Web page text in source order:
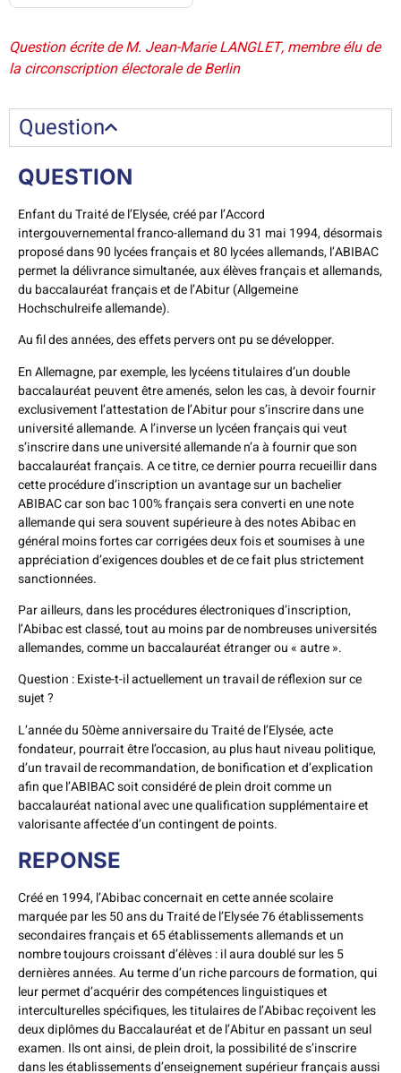
Question écrite de M. Jean-Marie LANGLET, membre élu de
la circonscription électorale de Berlin
Question
QUESTION
Enfant du Traité de l’Elysée, créé par l’Accord
intergouvernemental franco-allemand du 31 mai 1994, désormais
proposé dans 90 lycées français et 80 lycées allemands, l’ABIBAC
permet la délivrance simultanée, aux élèves français et allemands,
du baccalauréat français et de l’Abitur (Allgemeine
Hochschulreife allemande).
Au fil des années, des effets pervers ont pu se développer.
En Allemagne, par exemple, les lycéens titulaires d’un double
baccalauréat peuvent être amenés, selon les cas, à devoir fournir
exclusivement l’attestation de l’Abitur pour s’inscrire dans une
université allemande. A l’inverse un lycéen français qui veut
s’inscrire dans une université allemande n’a à fournir que son
baccalauréat français. A ce titre, ce dernier pourra recueillir dans
cette procédure d’inscription un avantage sur un bachelier
ABIBAC car son bac 100% français sera converti en une note
allemande qui sera souvent supérieure à des notes Abibac en
général moins fortes car corrigées deux fois et soumises à une
appréciation d’exigences doubles et de ce fait plus strictement
sanctionnées.
Par ailleurs, dans les procédures électroniques d’inscription,
l’Abibac est classé, tout au moins par de nombreuses universités
allemandes, comme un baccalauréat étranger ou « autre ».
Question : Existe-t-il actuellement un travail de réflexion sur ce
sujet ?
L’année du 50ème anniversaire du Traité de l’Elysée, acte
fondateur, pourrait être l’occasion, au plus haut niveau politique,
d’un travail de recommandation, de bonification et d’explication
afin que l’ABIBAC soit considéré de plein droit comme un
baccalauréat national avec une qualification supplémentaire et
valorisante affectée d’un contingent de points.
REPONSE
Créé en 1994, l’Abibac concernait en cette année scolaire
marquée par les 50 ans du Traité de l’Elysée 76 établissements
secondaires français et 65 établissements allemands et un
nombre toujours croissant d’élèves : il aura doublé sur les 5
dernières années. Au terme d’un riche parcours de formation, qui
leur permet d’acquérir des compétences linguistiques et
interculturelles spécifiques, les titulaires de l’Abibac reçoivent les
deux diplômes du Baccalauréat et de l’Abitur en passant un seul
examen. Ils ont ainsi, de plein droit, la possibilité de s’inscrire
dans les établissements d’enseignement supérieur français aussi